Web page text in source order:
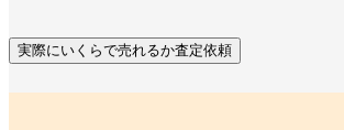
実際にいくらで売れるか査定依頼